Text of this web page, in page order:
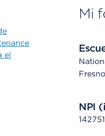
el
Mi
Fresno
NPI